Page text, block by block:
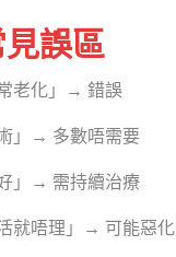
誤區
老化」→ 錯誤
」→ 多數唔需要
」→ 需持續治療
就唔理」→ 可能惡化